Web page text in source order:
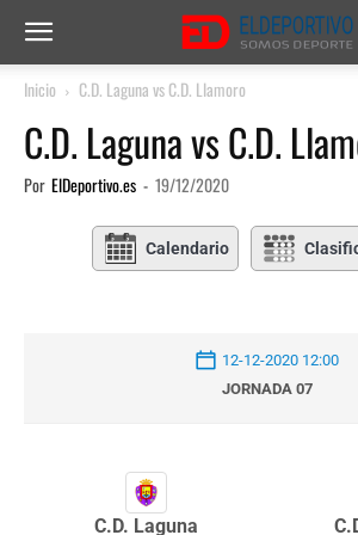
Inicio C.D. Laguna vs C.D. Llamoro
C.D. Laguna vs C.D.
Por ElDeportivo.es - 19/12/2020
Calendario
12-12-2020 12:00
JORNADA 07
C.D. Laguna